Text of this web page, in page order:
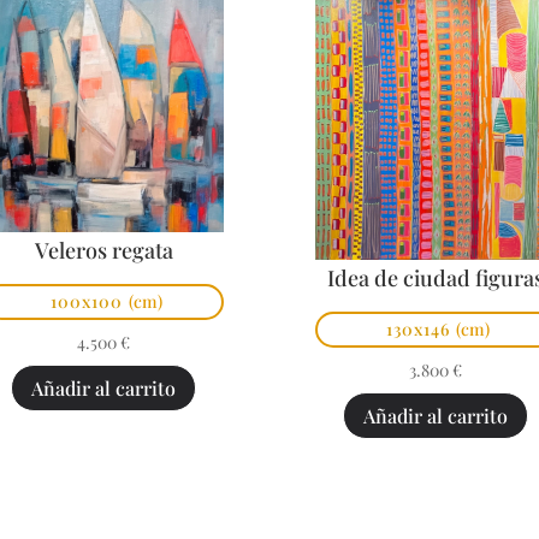
Veleros regata
100x100 (cm)
4.500 €
Añadir al carrito
Idea de ciudad
130x146 (cm)
3.800 €
Añadir al carrito